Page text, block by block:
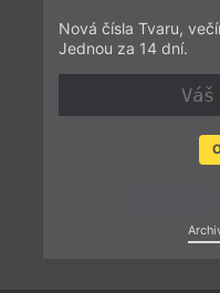
Nová čísla Tvaru,
Jednou za 14 dní.